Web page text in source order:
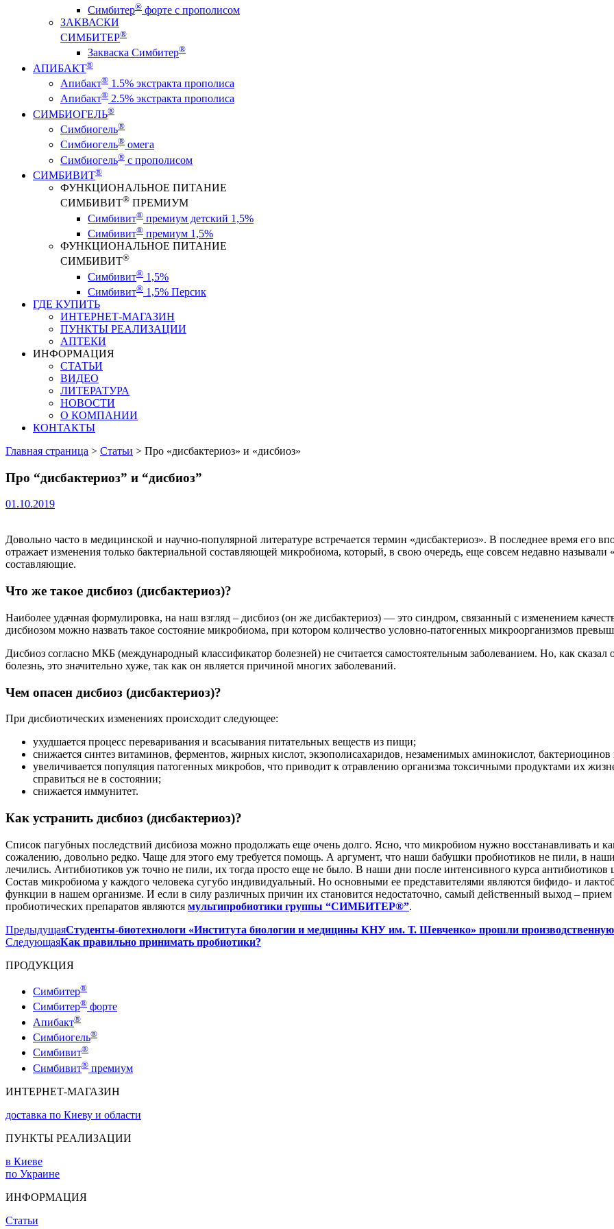
Симбитер® форте с прополисом
ЗАКВАСКИ
СИМБИТЕР®
Закваска Симбитер®
АПИБАКТ®
Апибакт® 1.5% экстракта прополиса
Апибакт® 2.5% экстракта прополиса
СИМБИОГЕЛЬ®
Симбиогель®
Симбиогель® омега
Симбиогель® c прополисом
СИМБИВИТ®
ФУНКЦИОНАЛЬНОЕ ПИТАНИЕ
СИМБИВИТ® ПРЕМИУМ
Симбивит® премиум детский 1,5%
Симбивит® премиум 1,5%
ФУНКЦИОНАЛЬНОЕ ПИТАНИЕ
СИМБИВИТ®
Симбивит® 1,5%
Симбивит® 1,5% Персик
ГДЕ КУПИТЬ
ИНТЕРНЕТ-МАГАЗИН
ПУНКТЫ РЕАЛИЗАЦИИ
АПТЕКИ
ИНФОРМАЦИЯ
СТАТЬИ
ВИДЕО
ЛИТЕРАТУРА
НОВОСТИ
О КОМПАНИИ
КОНТАКТЫ
Главная страница > Статьи > Про «дисбактериоз» и «дисбиоз»
Про “дисбактериоз” и “дисбиоз”
01.10.2019
Довольно часто в медицинской и научно-популярной литературе встречается термин «дисбактериоз». В последнее время его
отражает изменения только бактериальной составляющей микробиома, который, в свою очередь, еще совсем недавно
составляющие.
Что же такое дисбиоз (дисбактериоз)?
Наиболее удачная формулировка, на наш взгляд – дисбиоз (он же дисбактериоз) — это синдром, связанный с изменением
дисбиозом можно назвать такое состояние микробиома, при котором количество условно-патогенных микроорганизмов
Дисбиоз согласно МКБ (международный классификатор болезней) не считается самостоятельным заболеванием. Но, как сказал
болезнь, это значительно хуже, так как он является причиной многих заболеваний.
Чем опасен дисбиоз (дисбактериоз)?
При дисбиотических изменениях происходит следующее:
ухудшается процесс переваривания и всасывания питательных веществ из пищи;
снижается синтез витаминов, ферментов, жирных кислот, экзополисахаридов, незаменимых аминокислот,
увеличивается популяция патогенных микробов, что приводит к отравлению организма токсичными продуктами их
справиться не в состоянии;
снижается иммунитет.
Как устранить дисбиоз (дисбактериоз)?
Список пагубных последствий дисбиоза можно продолжать еще очень долго. Ясно, что микробиом нужно восстанавливать и
сожалению, довольно редко. Чаще для этого ему требуется помощь. А аргумент, что наши бабушки пробиотиков не пили, в
лечились. Антибиотиков уж точно не пили, их тогда просто еще не было. В наши дни после интенсивного курса антибиотиков
Состав микробиома у каждого человека сугубо индивидуальный. Но основными ее представителями являются бифидо- и
функции в нашем организме. И если в силу различных причин их становится недостаточно, самый действенный выход –
пробиотических препаратов являются мультипробиотики группы “СИМБИТЕР®”.
ПредыдущаяСтуденты-биотехнологи «Института биологии и медицины КНУ им. Т. Шевченко» прошли
СледующаяКак правильно принимать пробиотики?
ПРОДУКЦИЯ
Симбитер®
Симбитер® форте
Апибакт®
Симбиогель®
Симбивит®
Симбивит® премиум
ИНТЕРНЕТ-МАГАЗИН
доставка по Киеву и области
ПУНКТЫ РЕАЛИЗАЦИИ
в Киеве
по Украине
ИНФОРМАЦИЯ
Статьи